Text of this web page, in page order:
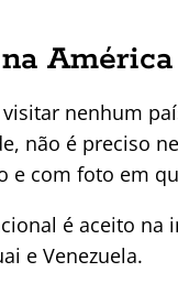
nenhum
não é preciso
e com foto em
é aceito na
e Venezuela.